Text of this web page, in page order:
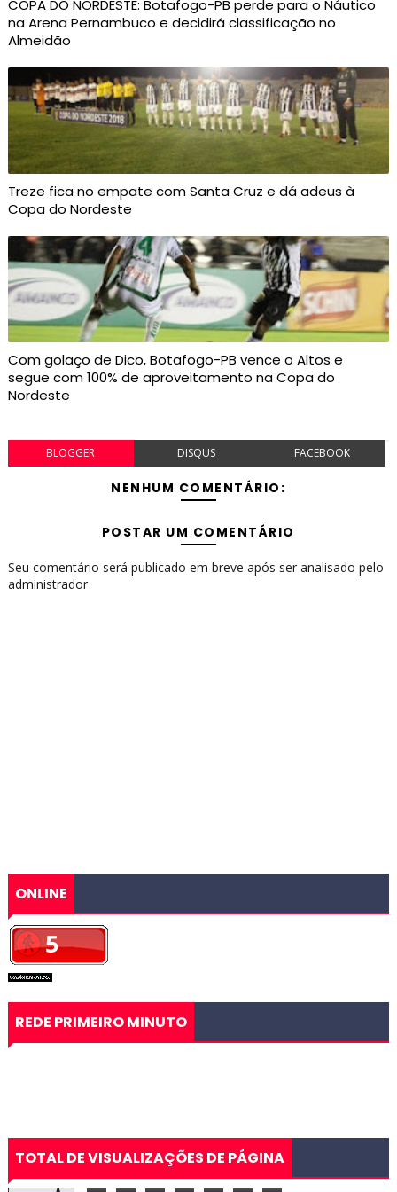
COPA DO NORDESTE: Botafogo-PB perde para o Náutico
na Arena Pernambuco e decidirá classificação no
Almeidão
Treze fica no empate com Santa Cruz e dá adeus à
Copa do Nordeste
Com golaço de Dico, Botafogo-PB vence o Altos e
segue com 100% de aproveitamento na Copa do
Nordeste
BLOGGER DISQUS FACEBOOK
NENHUM COMENTÁRIO:
POSTAR UM COMENTÁRIO
Seu comentário será publicado em breve após ser analisado pelo
administrador
ONLINE
REDE PRIMEIRO MINUTO
TOTAL DE VISUALIZAÇÕES DE PÁGINA